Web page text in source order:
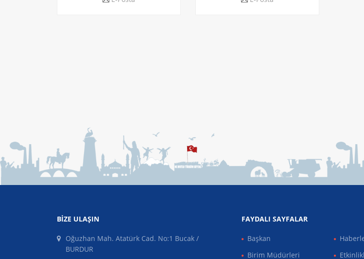
BIZE ULAŞIN
Oğuzhan Mah. Atatürk Cad. No:1 Bucak /
BURDUR
FAYDALI SAYFALAR
Başkan
Birim Müdürleri